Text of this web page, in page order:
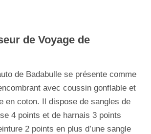
de Voyage de
de Badabulle se présente comme
avec coussin gonflable et
en coton. Il dispose de sangles de
4 points et de harnais 3 points
2 points en plus d’une sangle